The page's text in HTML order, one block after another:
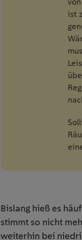
ist
Bislang hieß es
stimmt so nicht
weiterhin bei